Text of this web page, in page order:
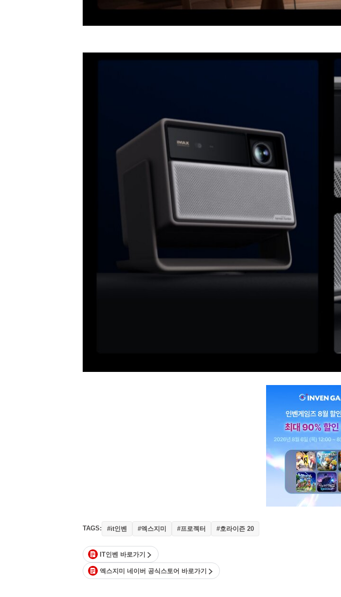
TAGS: #it인벤 #엑스지미 #프로젝터 #호라이즌 20
IT인벤 바로가기
엑스지미 네이버 공식스토어 바로가기